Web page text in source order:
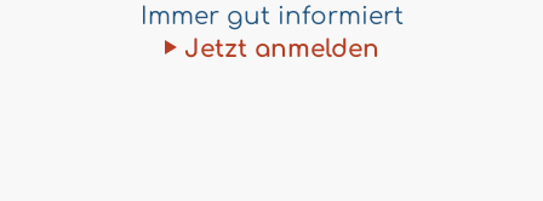
Immer gut informiert
Jetzt anmelden